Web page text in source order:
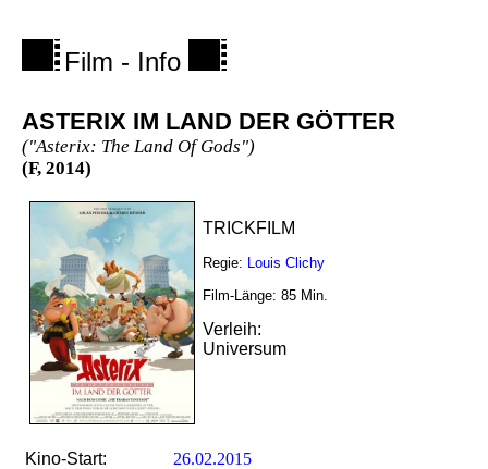
Film - Info
ASTERIX IM LAND DER GÖTTER
("Asterix: The Land Of Gods")
(F, 2014)
TRICKFILM
Regie: Louis Clichy
Film-Länge: 85 Min.
Verleih:
Universum
Kino-Start:
26.02.2015